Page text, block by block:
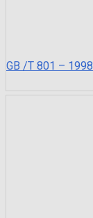
GB /T 801 –